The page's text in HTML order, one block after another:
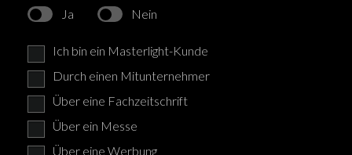
Ja
Nein
Ich bin ein Masterlight-Kunde
Durch einen Mitunternehmer
Über eine Fachzeitschrift
Über ein Messe
Über eine Werbung